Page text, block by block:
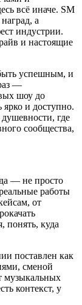
всё иначе. SM
а
индустрии.
и настоящие
успешным, и
—
шоу до
и доступно.
где
сообщества,
— не просто
работы
от
понять, куда
поставлен как
сменой
музыкальных
контекст, у